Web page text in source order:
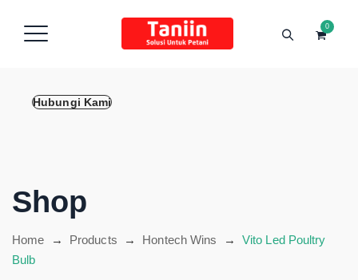
Hubungi Kami
0
Shop
Home → Products → Hontech Wins → Vito Led Poultry
Bulb